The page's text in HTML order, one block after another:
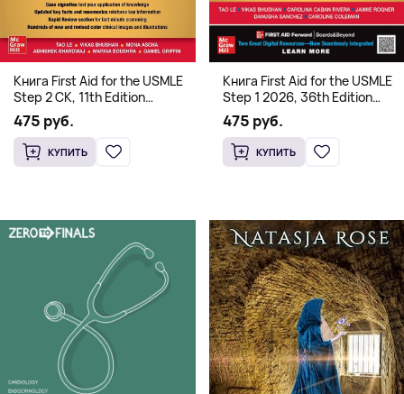
Книга First Aid for the USMLE
Step 2 CK, 11th Edition
(Мягкий переплет,
Английский язык)
475 руб.
КУПИТЬ
Книга First Aid for the USMLE
Step 1 2026, 36th Edition
(Мягкий переплет,
Английский язык)
475 руб.
КУПИТЬ